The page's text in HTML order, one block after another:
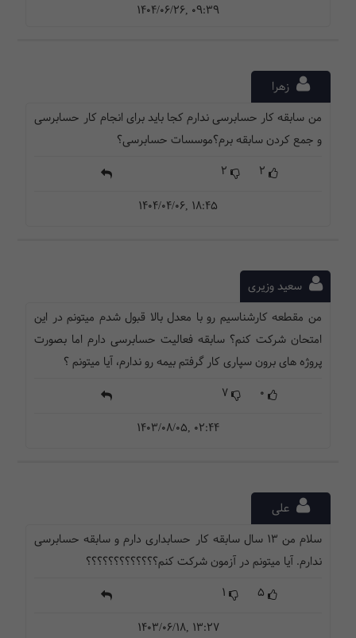
1404/06/26, 09:39
زهرا
من سابقه کار حسابرسی ندارم کجا باید برای انجام کار حسابرسی
و جمع کردن سابقه برم؟موسسات حسابرسی؟
2
2
1404/04/06, 18:45
سعید وزیری
من مقطعه کارشناسیم رو با معدل بالا قبول شدم میتونم در این
امتحان شرکت کنم؟ سابقه فعالیت حسابرسی دارم اما بصورت
پروژه های برون سپاری کار گرفتم بیمه رو ندارم، آیا میتونم ؟
0
7
1403/08/05, 02:44
علی
سلام من 13 سال سابقه کار حسابداری دارم و سابقه حسابرسی
ندارم. آیا میتونم در آزمون شرکت کنم؟؟؟؟؟؟؟؟؟؟؟؟؟
5
1
1403/06/18, 13:27